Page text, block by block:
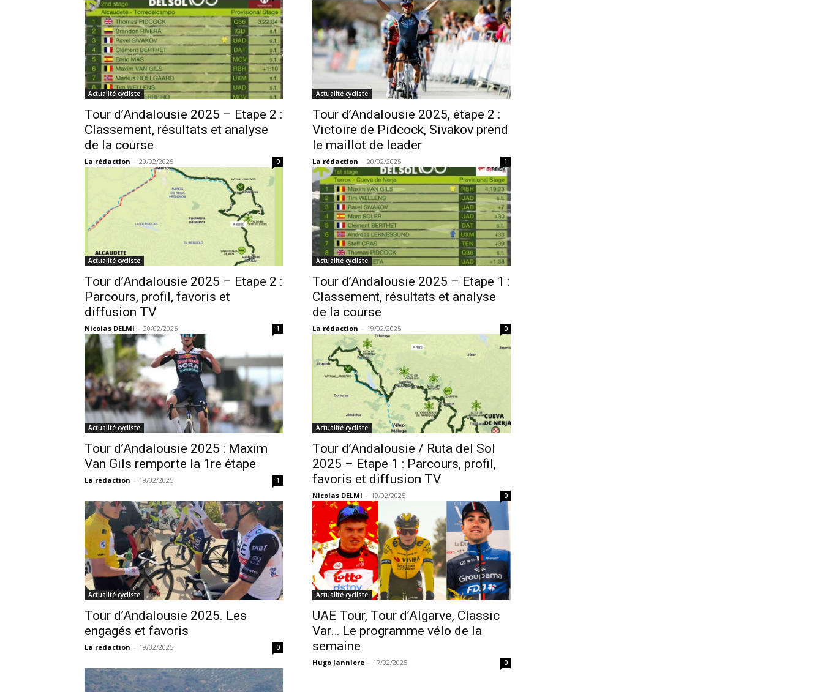
Actualité cycliste
Tour d’Andalousie 2025 – Etape 2 :
Classement, résultats et analyse
de la course
La rédaction - 20/02/2025 0
Actualité cycliste
Tour d’Andalousie 2025, étape 2 :
Victoire de Pidcock, Sivakov prend
le maillot de leader
La rédaction - 20/02/2025 1
Actualité cycliste
Tour d’Andalousie 2025 – Etape 2 :
Parcours, profil, favoris et
diffusion TV
Nicolas DELMI - 20/02/2025 1
Actualité cycliste
Tour d’Andalousie 2025 – Etape 1 :
Classement, résultats et analyse
de la course
La rédaction - 19/02/2025 0
Actualité cycliste
Tour d’Andalousie 2025 : Maxim
Van Gils remporte la 1re étape
La rédaction - 19/02/2025 1
Actualité cycliste
Tour d’Andalousie / Ruta del Sol
2025 – Etape 1 : Parcours, profil,
favoris et diffusion TV
Nicolas DELMI - 19/02/2025 0
Actualité cycliste
Tour d’Andalousie 2025. Les
engagés et favoris
La rédaction - 19/02/2025 0
Actualité cycliste
UAE Tour, Tour d’Algarve, Classic
Var… Le programme vélo de la
semaine
Hugo Janniere - 17/02/2025 0